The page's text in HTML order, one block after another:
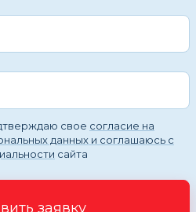
свое согласие на
данных и соглашаюсь с
сайта
заявку